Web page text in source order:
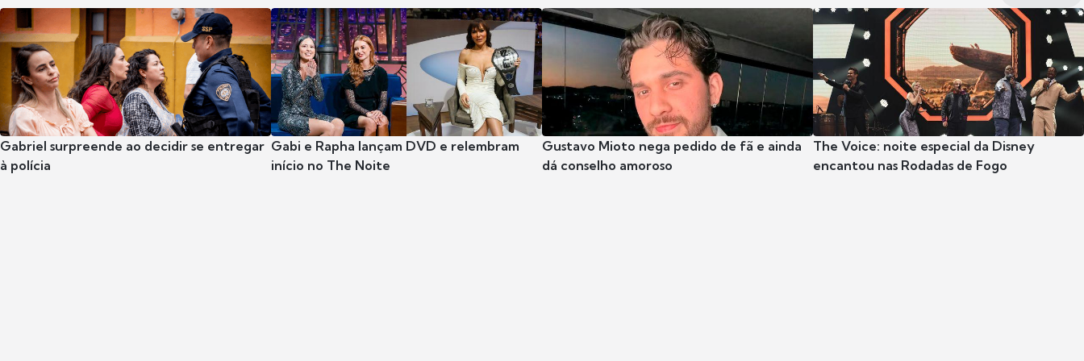
Gabriel surpreende ao decidir se entregar
à polícia
Gabi e Rapha lançam DVD e relembram
início no The Noite
Gustavo Mioto nega pedido de fã e ainda
dá conselho amoroso
The Voice: noite especial da Disney
encantou nas Rodadas de Fogo